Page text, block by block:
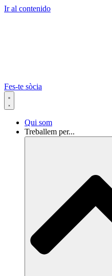
Ir al contenido
Fes-te sòcia
Qui som
Treballem per...